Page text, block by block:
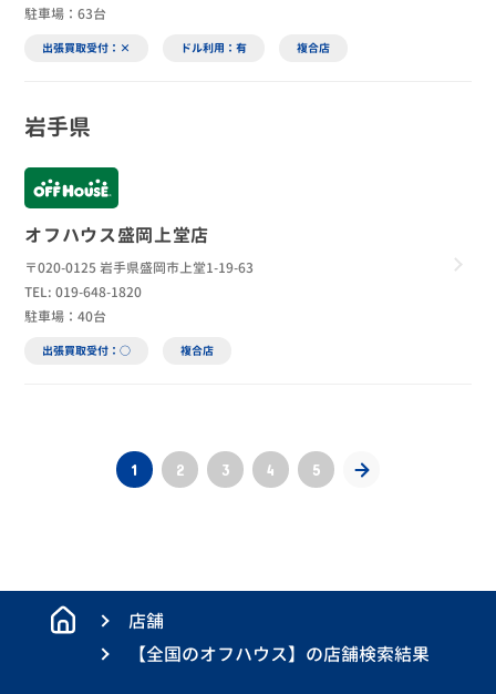
駐車場：63台
出張買取受付：× ドル利用：有 複合店
岩手県
オフハウス盛岡上堂店
〒020-0125 岩手県盛岡市上堂1-19-63
TEL: 019-648-1820
駐車場：40台
出張買取受付：○ 複合店
1 2 3 4 5
店舗
【全国のオフハウス】の店舗検索結果